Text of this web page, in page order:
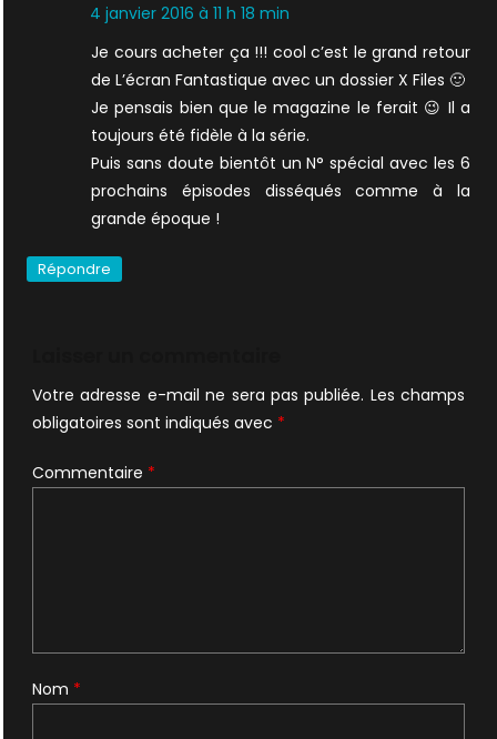
4 janvier 2016 à 11 h 18 min
Je cours acheter ça !!! cool c’est le grand retour
de L’écran Fantastique avec un dossier X Files 🙂
Je pensais bien que le magazine le ferait 😉 Il a
toujours été fidèle à la série.
Puis sans doute bientôt un N° spécial avec les 6
prochains épisodes disséqués comme à la
grande époque !
Répondre
Votre adresse e-mail ne sera pas publiée. Les champs
obligatoires sont indiqués avec *
Commentaire *
Nom *